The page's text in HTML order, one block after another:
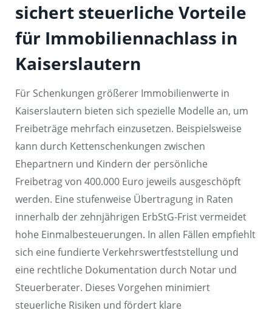
sichert steuerliche Vorteile
für Immobiliennachlass in
Kaiserslautern
Für Schenkungen größerer Immobilienwerte in
Kaiserslautern bieten sich spezielle Modelle an, um
Freibeträge mehrfach einzusetzen. Beispielsweise
kann durch Kettenschenkungen zwischen
Ehepartnern und Kindern der persönliche
Freibetrag von 400.000 Euro jeweils ausgeschöpft
werden. Eine stufenweise Übertragung in Raten
innerhalb der zehnjährigen ErbStG-Frist vermeidet
hohe Einmalbesteuerungen. In allen Fällen empfiehlt
sich eine fundierte Verkehrswertfeststellung und
eine rechtliche Dokumentation durch Notar und
Steuerberater. Dieses Vorgehen minimiert
steuerliche Risiken und fördert klare